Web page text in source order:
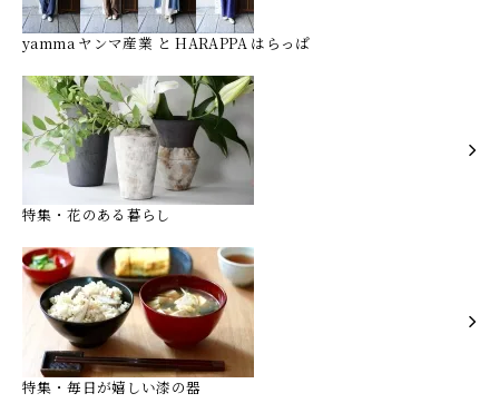
yamma ヤンマ産業 と HARAPPA はらっぱ
特集・花のある暮らし
特集・毎日が嬉しい漆の器